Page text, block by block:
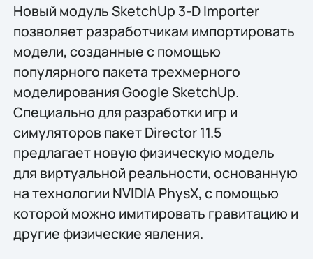
Новый модуль SketchUp 3-D Importer
позволяет разработчикам импортировать
модели, созданные с помощью
популярного пакета трехмерного
моделирования Google SketchUp.
Специально для разработки игр и
симуляторов пакет Director 11.5
предлагает новую физическую модель
для виртуальной реальности, основанную
на технологии NVIDIA PhysX, с помощью
которой можно имитировать гравитацию и
другие физические явления.